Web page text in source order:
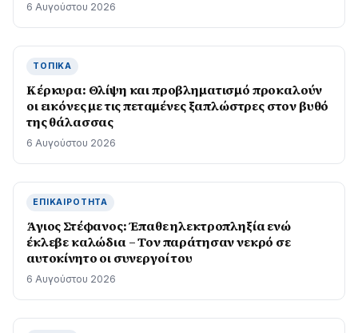
6 Αυγούστου 2026
ΤΟΠΙΚΆ
Κέρκυρα: Θλίψη και προβληματισμό προκαλούν
οι εικόνες με τις πεταμένες ξαπλώστρες στον βυθό
της θάλασσας
6 Αυγούστου 2026
ΕΠΙΚΑΙΡΌΤΗΤΑ
Άγιος Στέφανος: Έπαθε ηλεκτροπληξία ενώ
έκλεβε καλώδια – Τον παράτησαν νεκρό σε
αυτοκίνητο οι συνεργοί του
6 Αυγούστου 2026